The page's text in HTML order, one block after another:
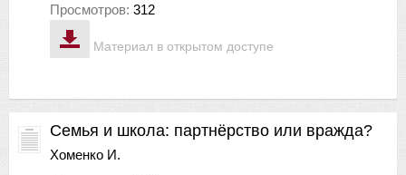
Материал в открытом доступе
Просмотров: 312
Семья и школа: партнёрство или вражда?
Хоменко И.